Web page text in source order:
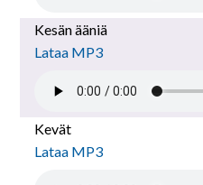
Kesän ääniä
Lataa MP3
Kevät
Lataa MP3